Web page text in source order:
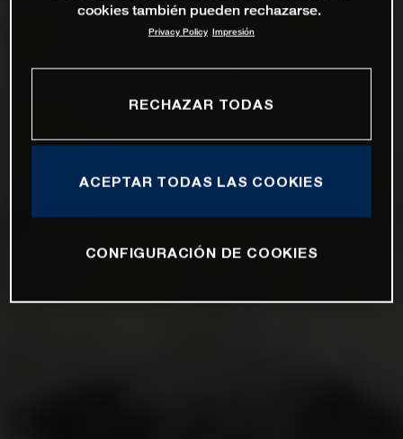
cookies también pueden rechazarse.
Privacy Policy Impresión
RECHAZAR TODAS
ACEPTAR TODAS LAS COOKIES
CONFIGURACIÓN DE COOKIES